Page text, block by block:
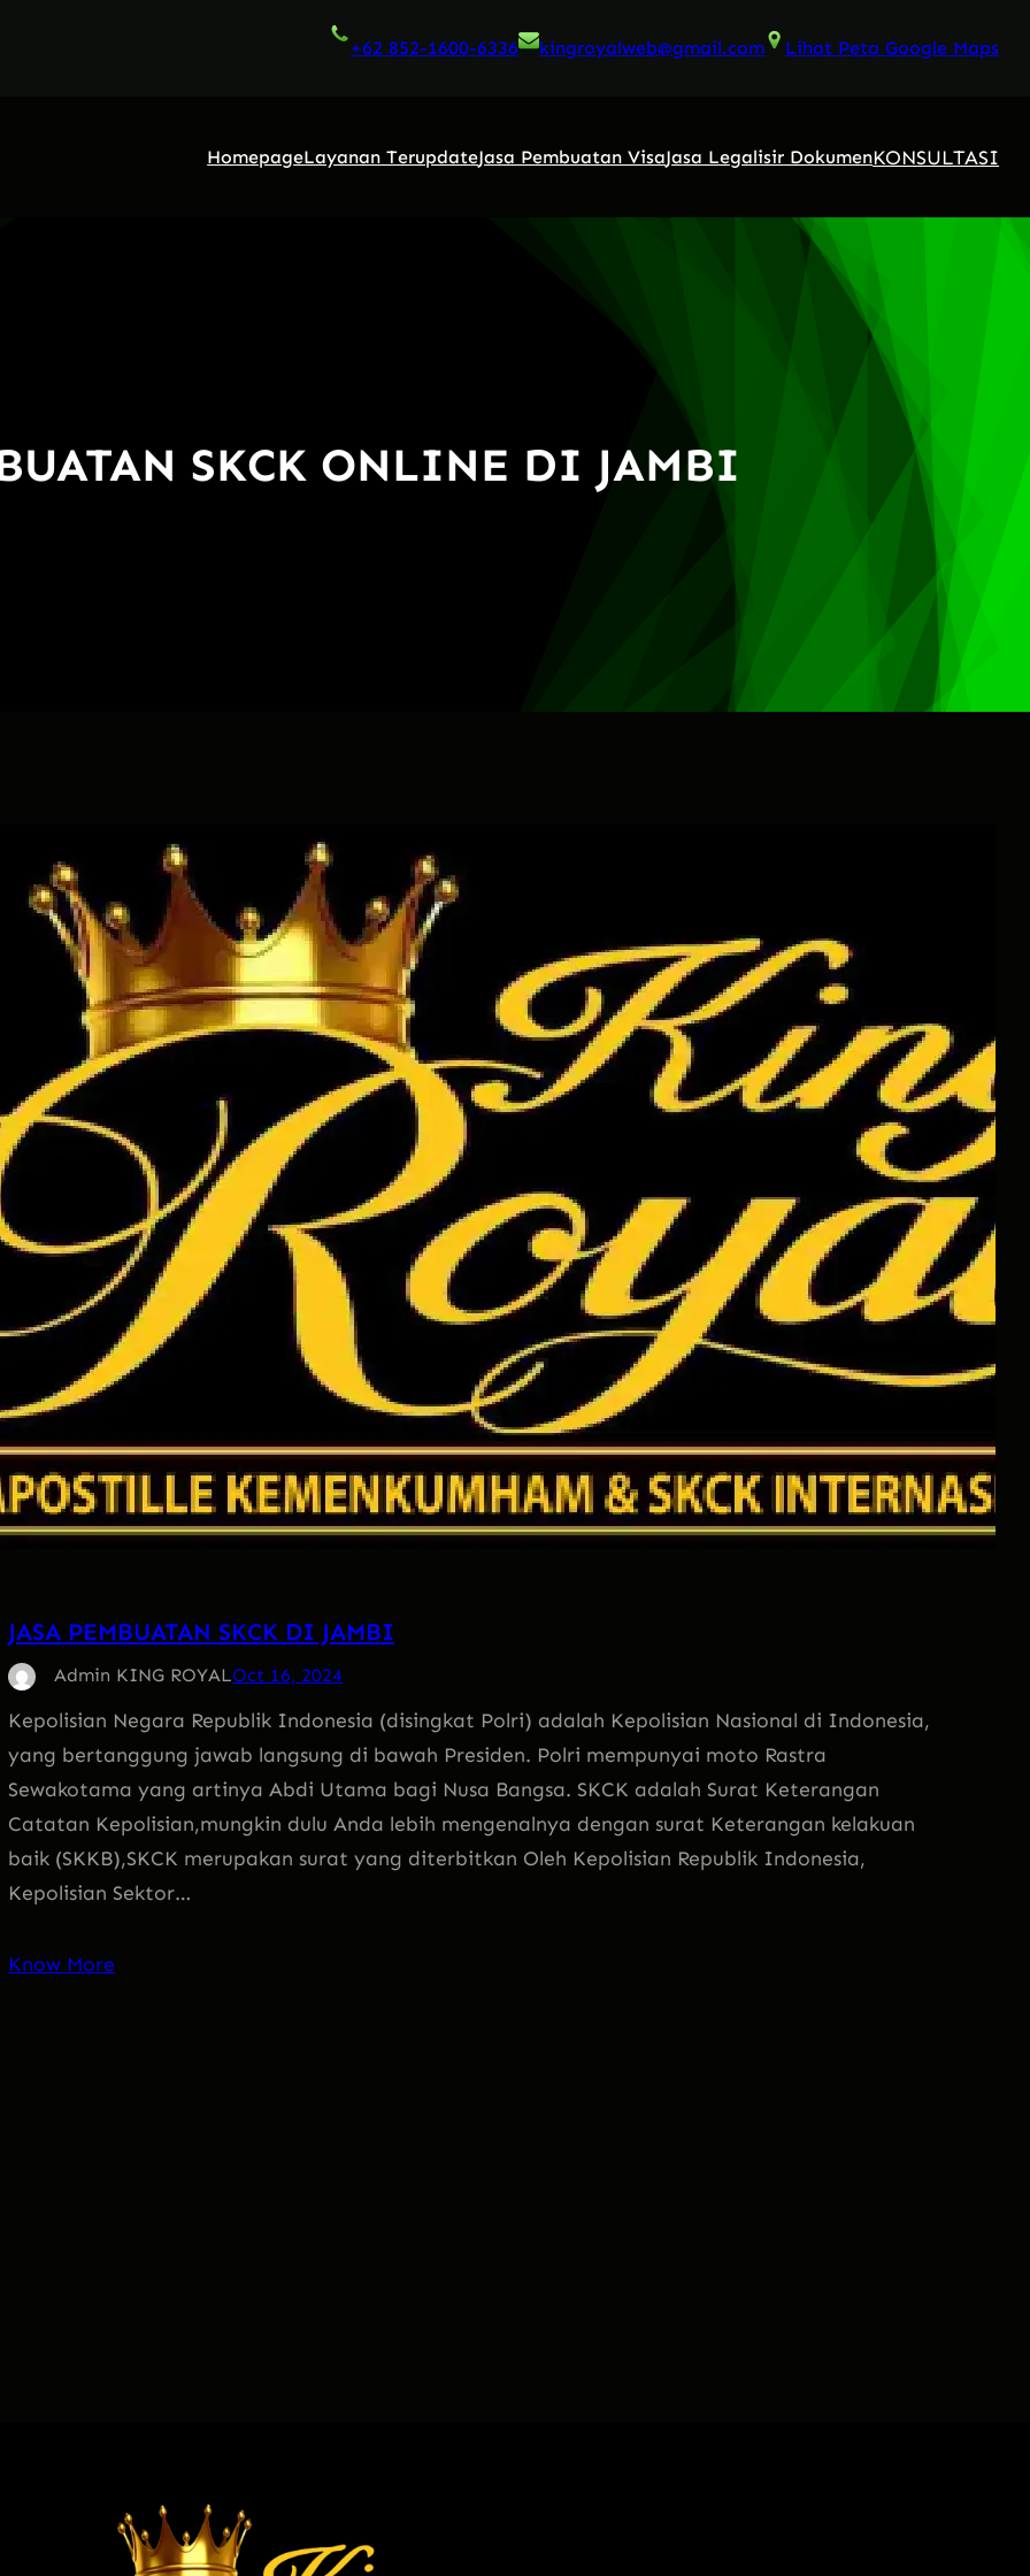
+62 852-1600-6336 kingroyalweb@gmail.com Lihat Peta Google Maps
HomepageLayanan TerupdateJasa Pembuatan VisaJasa Legalisir DokumenKONSULTASI
SKCK ONLINE DI JAMBI
JASA PEMBUATAN SKCK DI JAMBI
Admin KING ROYALOct 16, 2024
Kepolisian Negara Republik Indonesia (disingkat Polri) adalah Kepolisian Nasional di Indonesia,
yang bertanggung jawab langsung di bawah Presiden. Polri mempunyai moto Rastra
Sewakotama yang artinya Abdi Utama bagi Nusa Bangsa. SKCK adalah Surat Keterangan
Catatan Kepolisian,mungkin dulu Anda lebih mengenalnya dengan surat Keterangan kelakuan
baik (SKKB),SKCK merupakan surat yang diterbitkan Oleh Kepolisian Republik Indonesia,
Kepolisian Sektor…
Know More